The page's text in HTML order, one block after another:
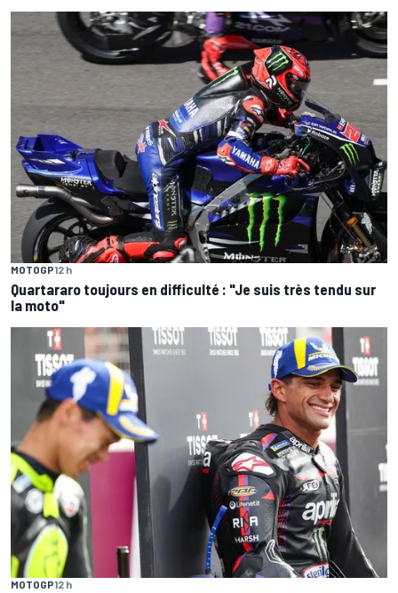
MOTOGP12 h
Quartararo toujours en difficulté : "Je suis très tendu sur
la moto"
MOTOGP12 h